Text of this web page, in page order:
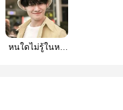
หนใดไม่รู้ในหมู่